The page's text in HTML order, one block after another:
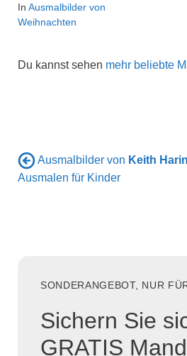
In Ausmalbilder von
Weihnachten
Du kannst sehen mehr beliebte
Ausmalbilder von Keith
Ausmalen für Kinder
SONDERANGEBOT, NUR
Sichern Sie
GRATIS